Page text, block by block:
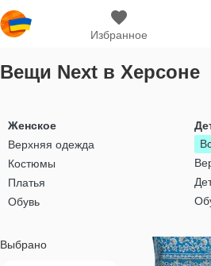
Избранное
Вещи Next в Херсоне
Женское
Верхняя одежда
Костюмы
Платья
Обувь
Выбрано